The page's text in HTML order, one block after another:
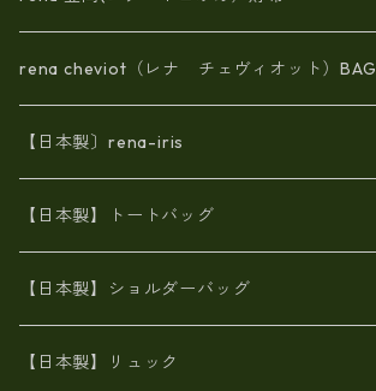
rena cheviot（レナ チェヴィオット）BAG
【日本製〕rena-iris
エナメル（パテント）レザー
牛革製品トート・ショルダー
牛革製品リュック
【日本製】トートバッグ
火山灰染めバッグ
8号帆布
ヌメ革バッグ
【日本製】ショルダーバッグ
漂流ロープバッグ
【日本製】リュック